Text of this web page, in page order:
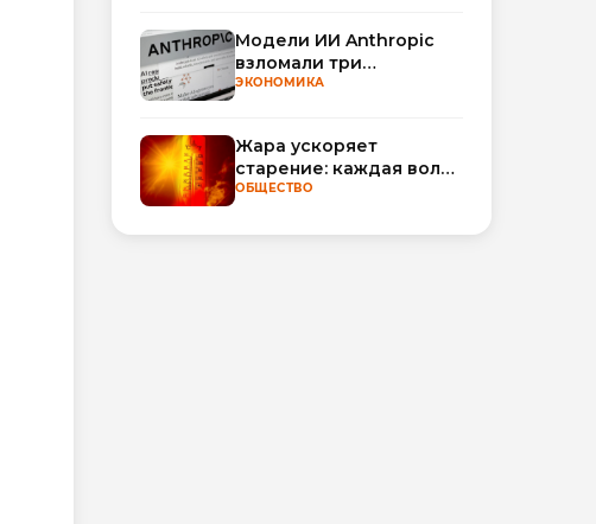
Модели ИИ Anthropic
взломали три
организации во время
ЭКОНОМИКА
Жара ускоряет
старение: каждая волна
тепла добавляет
биологического
ОБЩЕСТВО